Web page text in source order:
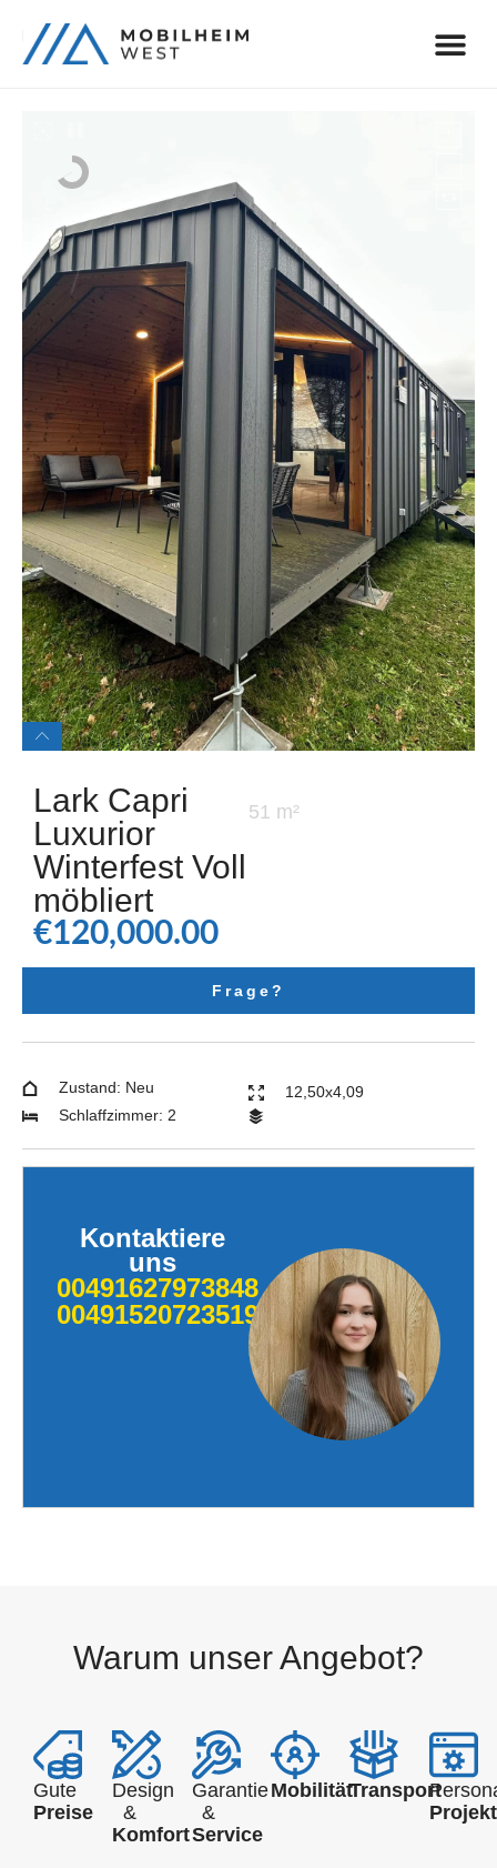
Lark Capri
Luxurior
Winterfest Voll
möbliert
€120,000.00
51 m²
Frage?
Zustand: Neu
Schlaffzimmer: 2
12,50x4,09
Kontaktiere
uns
00491627973848
004915207235190
Warum unser Angebot?
Gute
Preise
Design
&
Komfort
Garantie
&
Service
MobilitätTransport